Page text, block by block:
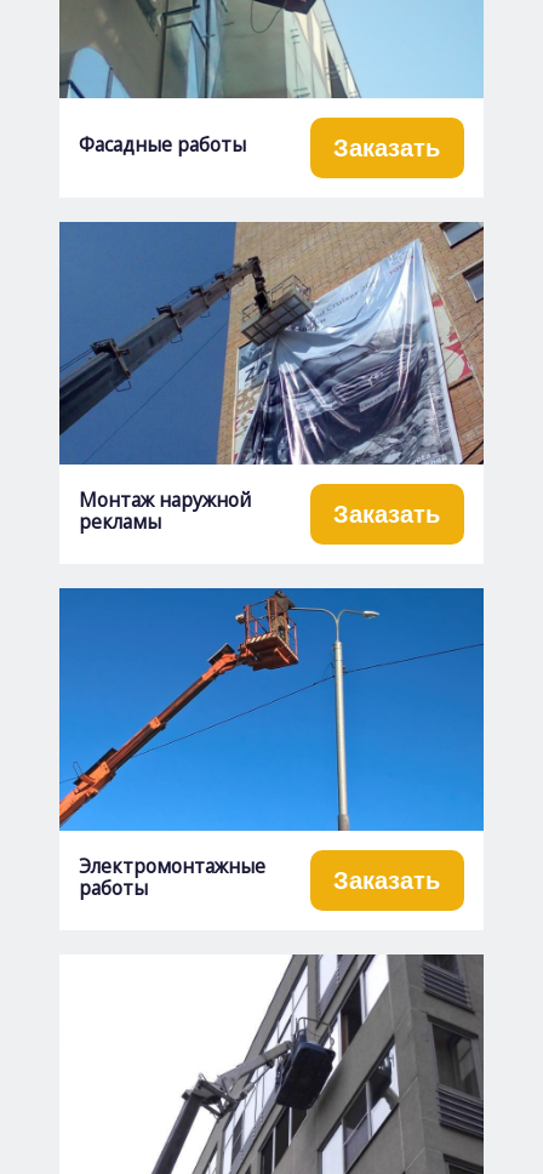
Фасадные работы Заказать
Монтаж наружной
рекламы
Заказать
Электромонтажные
работы
Заказать